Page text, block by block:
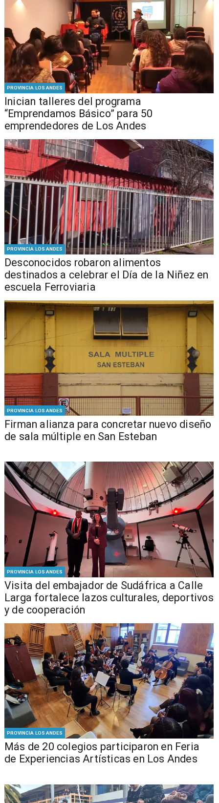
PROVINCIA LOS ANDES
Inician talleres del programa
“Emprendamos Básico” para 50
emprendedores de Los Andes
PROVINCIA LOS ANDES
Desconocidos robaron alimentos
destinados a celebrar el Día de la Niñez en
escuela Ferroviaria
PROVINCIA LOS ANDES
​​Firman alianza para concretar nuevo diseño
de sala múltiple en San Esteban
PROVINCIA LOS ANDES
​Visita del embajador de Sudáfrica a Calle
Larga fortalece lazos culturales, deportivos
y de cooperación
PROVINCIA LOS ANDES
Más de 20 colegios participaron en Feria
de Experiencias Artísticas en Los Andes